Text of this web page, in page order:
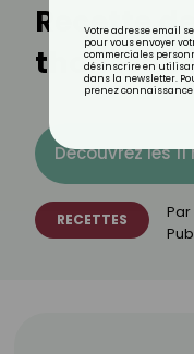
Recette
thon
Découvrez les
RECETTES Par
Votre adresse email
pour vous envoyer
commerciales
désinscrire en
dans la newsletter.
prenez connaissance